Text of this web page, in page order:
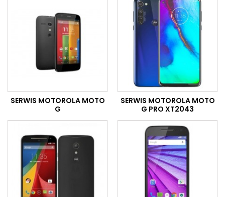
SERWIS MOTOROLA MOTO
G
SERWIS MOTOROLA MOTO
G PRO XT2043